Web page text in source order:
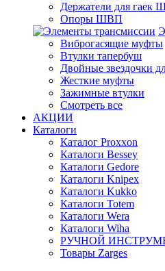
Держатели для гаек
Опоры ШВП
Виброгасящие муфты
Втулки тапербуш
Двойные звездочки
Жесткие муфты
Зажимные втулки
Смотреть все
АКЦИИ
Каталоги
Каталог Proxxon
Каталоги Bessey
Каталоги Gedore
Каталоги Knipex
Каталоги Kukko
Каталоги Totem
Каталоги Wera
Каталоги Wiha
РУЧНОЙ
Товары Zarges